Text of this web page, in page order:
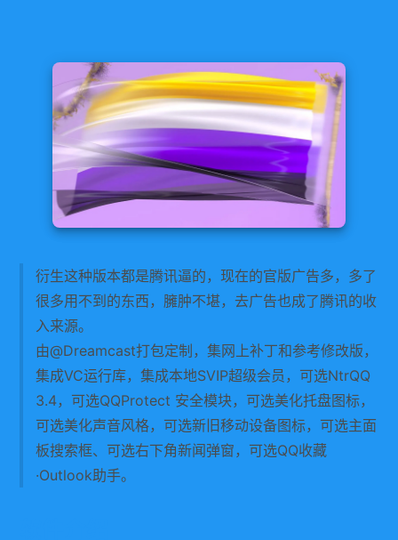
衍生这种版本都是腾讯逼的，现在的官版广告多，多了
很多用不到的东西，臃肿不堪，去广告也成了腾讯的收
入来源。
由@Dreamcast打包定制，集网上补丁和参考修改版，
集成VC运行库，集成本地SVIP超级会员，可选NtrQQ
3.4，可选QQProtect 安全模块，可选美化托盘图标，
可选美化声音风格，可选新旧移动设备图标，可选主面
板搜索框、可选右下角新闻弹窗，可选QQ收藏
·Outlook助手。